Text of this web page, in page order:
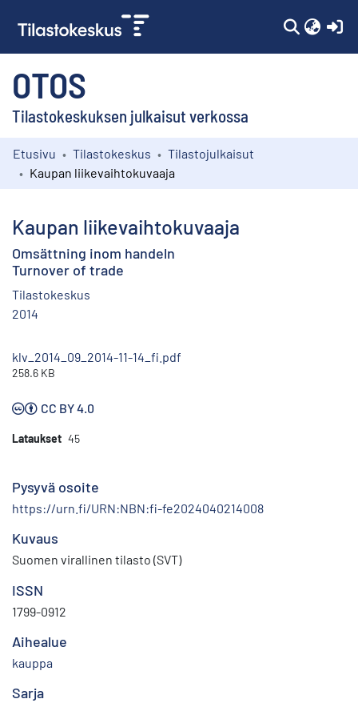
OTOS
Tilastokeskuksen julkaisut verkossa
Kokoelmat
Etusivu Tilastokeskus
Tilastojulkaisut
Kaupan liikevaihtokuvaaja
Kaupan liikevaihtokuvaaja
Omsättning inom handeln
Turnover of trade
Tilastokeskus
2014
klv_2014_09_2014-11-14_fi.pdf
258.6 KB
CC BY 4.0
Lataukset 45
Pysyvä osoite
https://urn.fi/URN:NBN:fi-fe2024040214008
Kuvaus
Suomen virallinen tilasto (SVT)
ISSN
1799-0912
Aihealue
kauppa
Sarja